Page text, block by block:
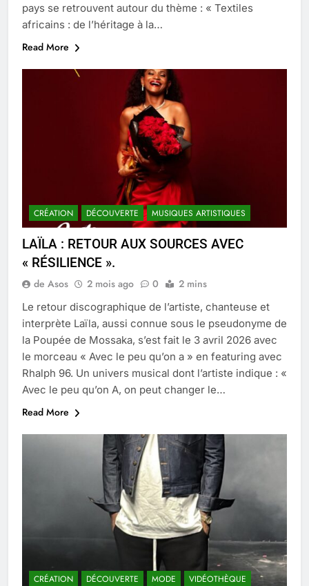
pays se retrouvent autour du thème : « Textiles
africains : de l’héritage à la…
Read More
CRÉATION DÉCOUVERTE MUSIQUES ARTISTIQUES
LAÏLA : RETOUR AUX SOURCES AVEC
« RÉSILIENCE ».
de Asos 2 mois ago 0 2 mins
Le retour discographique de l’artiste, chanteuse et
interprète Laïla, aussi connue sous le pseudonyme de
la Poupée de Mossaka, s’est fait le 3 avril 2026 avec
le morceau « Avec le peu qu’on a » en featuring avec
Rhalph 96. Un univers musical dont l’artiste indique : «
Avec le peu qu’on A, on peut changer le…
Read More
CRÉATION DÉCOUVERTE MODE VIDÉOTHÈQUE